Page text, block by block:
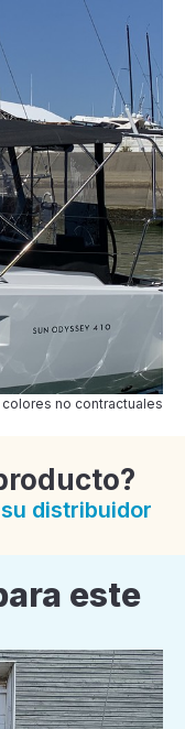
no contractuales
distribuidor
este